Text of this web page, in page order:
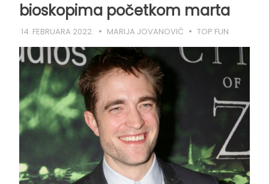
bioskopima početkom marta
14. FEBRUARA 2022. MARIJA JOVANOVIĆ TOP FUN